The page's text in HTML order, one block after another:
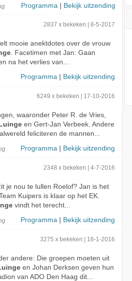
Programma | Bekijk uitzending
2837 x bekeken | 8-5-2017
mooie anektdotes over de vrouw
. Facetimen met Jan: Gaan
na het verlies van...
Programma | Bekijk uitzending
6249 x bekeken | 17-10-2016
waaronder Peter R. de Vries,
en Gert-Jan Verbeek. Andere
feliciteren de mannen...
Programma | Bekijk uitzending
2348 x bekeken | 4-7-2016
je nou te lullen Roelof? Jan is het
Team Kuipers is klaar op het EK.
vindt het terecht...
Programma | Bekijk uitzending
3275 x bekeken | 18-1-2016
andere: Die groepen moeten uit
en Johan Derksen geven hun
van ADO Den Haag dit...